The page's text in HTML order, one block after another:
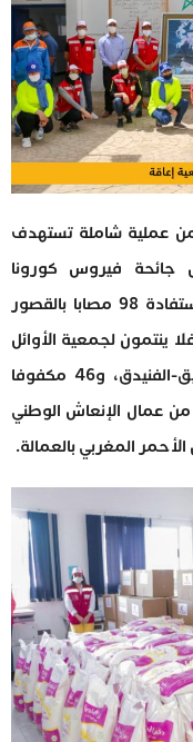
من عملية شاملة تستهدف
فيروس كورونا
المستجد، مبرزا أن هذه المرحلة عرفت استفادة 98 مصابا بالقصور
بمركز تصفية الكلي بمرتيل، و58 طفلا ينتمون لجمعية الأوائل
للأطفال في وضعية إعاقة بعمالة المضيق-الفنيدق، و46 مكفوفا
إلى جانب 16 شخصا من عمال الإنعاش الوطني
المغربي بالعمالة.